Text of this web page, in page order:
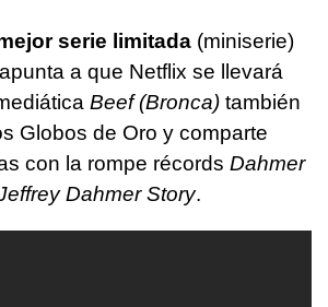
serie limitada (miniserie)
a que Netflix se llevará
Beef (Bronca) también
Globos de Oro y comparte
con la rompe récords Dahmer
Dahmer Story.